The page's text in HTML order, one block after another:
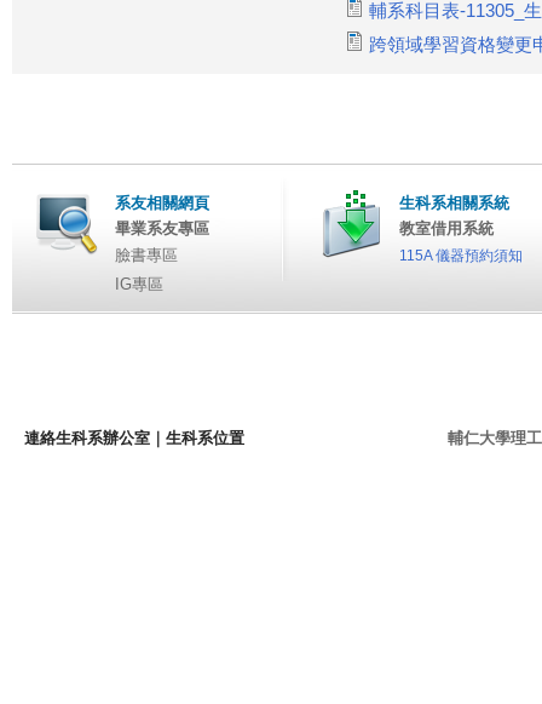
輔系科目表-11305_
跨領域學習資格變更
系友相關網頁
畢業系友專區
臉書專區
IG專區
生科系相關系統
教室借用系統
115A 儀器預約須知
連絡生科系辦公室 生科系位置 輔仁大學理